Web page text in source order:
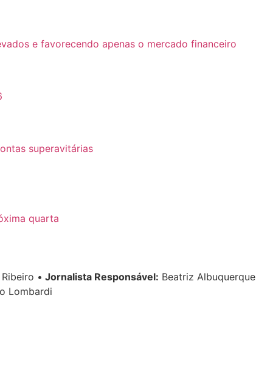
e favorecendo apenas o mercado financeiro
superavitárias
quarta
• Jornalista Responsável: Beatriz Albuquerque
Lombardi